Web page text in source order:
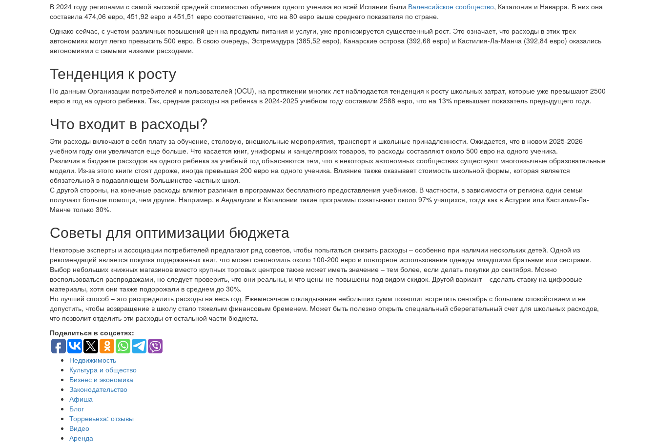
В 2024 году регионами с самой высокой средней стоимостью обучения одного ученика во всей Испании были Валенсийское сообщество, Каталония и Наварра. В них она
составила 474,06 евро, 451,92 евро и 451,51 евро соответственно, что на 80 евро выше среднего показателя по стране.
Однако сейчас, с учетом различных повышений цен на продукты питания и услуги, уже прогнозируется существенный рост. Это означает, что расходы в этих трех
автономиях могут легко превысить 500 евро. В свою очередь, Эстремадура (385,52 евро), Канарские острова (392,68 евро) и Кастилия-Ла-Манча (392,84 евро) оказались
автономиями с самыми низкими расходами.
Тенденция к росту
По данным Организации потребителей и пользователей (OCU), на протяжении многих лет наблюдается тенденция к росту школьных затрат, которые уже превышают 2500
евро в год на одного ребенка. Так, средние расходы на ребенка в 2024-2025 учебном году составили 2588 евро, что на 13% превышает показатель предыдущего года.
Что входит в расходы?
Эти расходы включают в себя плату за обучение, столовую, внешкольные мероприятия, транспорт и школьные принадлежности. Ожидается, что в новом 2025-2026
учебном году они увеличатся еще больше. Что касается книг, униформы и канцелярских товаров, то расходы составляют около 500 евро на одного ученика.
Различия в бюджете расходов на одного ребенка за учебный год объясняются тем, что в некоторых автономных сообществах существуют многоязычные образовательные
модели. Из-за этого книги стоят дороже, иногда превышая 200 евро на одного ученика. Влияние также оказывает стоимость школьной формы, которая является
обязательной в подавляющем большинстве частных школ.
С другой стороны, на конечные расходы влияют различия в программах бесплатного предоставления учебников. В частности, в зависимости от региона одни семьи
получают больше помощи, чем другие. Например, в Андалусии и Каталонии такие программы охватывают около 97% учащихся, тогда как в Астурии или Кастилии-Ла-
Манче только 30%.
Советы для оптимизации бюджета
Некоторые эксперты и ассоциации потребителей предлагают ряд советов, чтобы попытаться снизить расходы – особенно при наличии нескольких детей. Одной из
рекомендаций является покупка подержанных книг, что может сэкономить около 100-200 евро и повторное использование одежды младшими братьями или сестрами.
Выбор небольших книжных магазинов вместо крупных торговых центров также может иметь значение – тем более, если делать покупки до сентября. Можно
воспользоваться распродажами, но следует проверить, что они реальны, и что цены не повышены под видом скидок. Другой вариант – сделать ставку на цифровые
материалы, хотя они также подорожали в среднем до 30%.
Но лучший способ – это распределить расходы на весь год. Ежемесячное откладывание небольших сумм позволит встретить сентябрь с большим спокойствием и не
допустить, чтобы возвращение в школу стало тяжелым финансовым бременем. Может быть полезно открыть специальный сберегательный счет для школьных расходов,
что позволит отделить эти расходы от остальной части бюджета.
Поделиться в соцсетях:
Недвижимость
Культура и общество
Бизнес и экономика
Законодательство
Афиша
Блог
Торревьеха: отзывы
Видео
Аренда